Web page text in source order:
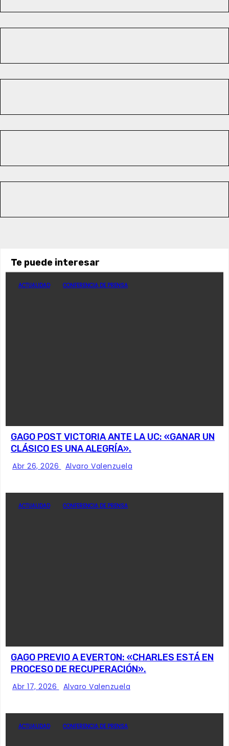
Te puede interesar
ACTUALIDAD CONFERENCIA DE PRENSA
GAGO POST VICTORIA ANTE LA UC: «GANAR UN
CLÁSICO ES UNA ALEGRÍA».
Abr 26, 2026 Alvaro Valenzuela
ACTUALIDAD CONFERENCIA DE PRENSA
GAGO PREVIO A EVERTON: «CHARLES ESTÁ EN
PROCESO DE RECUPERACIÓN».
Abr 17, 2026 Alvaro Valenzuela
ACTUALIDAD CONFERENCIA DE PRENSA